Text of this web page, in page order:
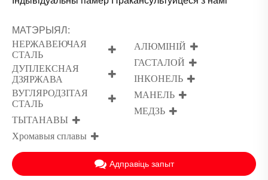
МАТЭРЫЯЛ:
НЕРЖАВЕЮЧАЯ
СТАЛЬ
ДУПЛЕКСНАЯ
ДЗЯРЖАВА
ВУГЛЯРОДЗІТАЯ
СТАЛЬ
ТЫТАНАВЫ
Хромавыя сплавы
АЛЮМІНІЙ
ГАСТАЛОЙ
ІНКОНЕЛЬ
МАНЕЛЬ
МЕДЗЬ
Адправіць запыт